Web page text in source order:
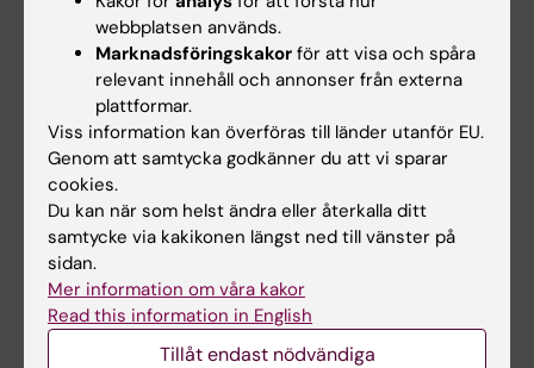
Kontakta oss
webbplatsen används.
Marknadsföringskakor för att visa och spåra
relevant innehåll och annonser från externa
plattformar.
Viss information kan överföras till länder utanför EU.
Genom att samtycka godkänner du att vi sparar
cookies.
Du kan när som helst ändra eller återkalla ditt
samtycke via kakikonen längst ned till vänster på
sidan.
Mer information om våra kakor
Read this information in English
Tillåt endast nödvändiga